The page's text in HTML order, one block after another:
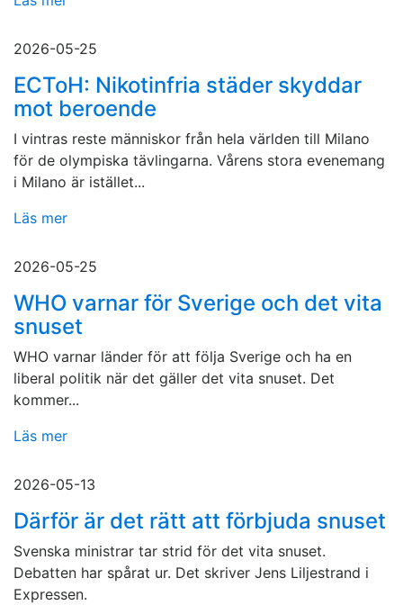
2026-05-25
ECToH: Nikotinfria städer skyddar
mot beroende
I vintras reste människor från hela världen till Milano
för de olympiska tävlingarna. Vårens stora evenemang
i Milano är istället...
Läs mer
2026-05-25
WHO varnar för Sverige och det vita
snuset
WHO varnar länder för att följa Sverige och ha en
liberal politik när det gäller det vita snuset. Det
kommer...
Läs mer
2026-05-13
Därför är det rätt att förbjuda snuset
Svenska ministrar tar strid för det vita snuset.
Debatten har spårat ur. Det skriver Jens Liljestrand i
Expressen.